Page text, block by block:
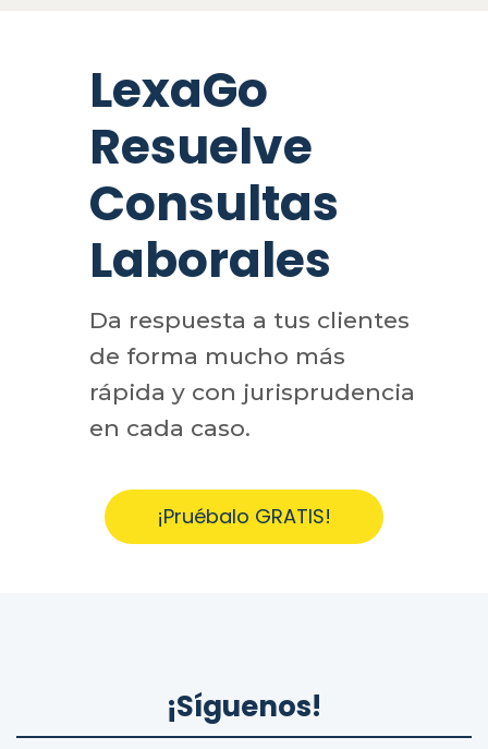
LexaGo
Resuelve
Consultas
Laborales
Da respuesta a tus clientes
de forma mucho más
rápida y con jurisprudencia
en cada caso.
¡Pruébalo GRATIS!
¡Síguenos!